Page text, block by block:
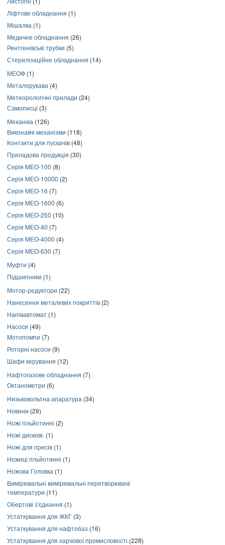
Ліфтове обладнання (1)
Мішалка (1)
Медичне обладнання (26)
Рентгенівські трубки (5)
Стерилізаційне обладнання (14)
МЕОФ (1)
Металорукава (4)
Метеорологічні прилади (24)
Самописці (3)
Механіка (126)
Виконавчі механізми (118)
Контакти для пускачів (48)
Приладова продукція (30)
Серія МЕО-100 (8)
Серія МЕО-10000 (2)
Серія МЕО-16 (7)
Серія МЕО-1600 (6)
Серія МЕО-250 (10)
Серія МЕО-40 (7)
Серія МЕО-4000 (4)
Серія МЕО-630 (7)
Муфти (4)
Підшипники (1)
Мотор-редуктори (22)
Нанесення металевих покриттів (2)
Напівавтомат (1)
Насоси (49)
Мотопомпи (7)
Роторні насоси (9)
Шафи керування (12)
Нафтогазове обладнання (7)
Октанометри (6)
Низьковольтна апаратура (34)
Новини (29)
Ножі гільйотинні (2)
Ножі дискові. (1)
Ножі для пресів (1)
Ножиці гільйотинні (1)
Ножова Головка (1)
Вимірювальні вимірювальні перетворювачі
температури (11)
Обертові з'єднання (1)
Устаткування для ЖКГ (3)
Устаткування для нафтобаз (16)
Устаткування для харчової промисловості (228)